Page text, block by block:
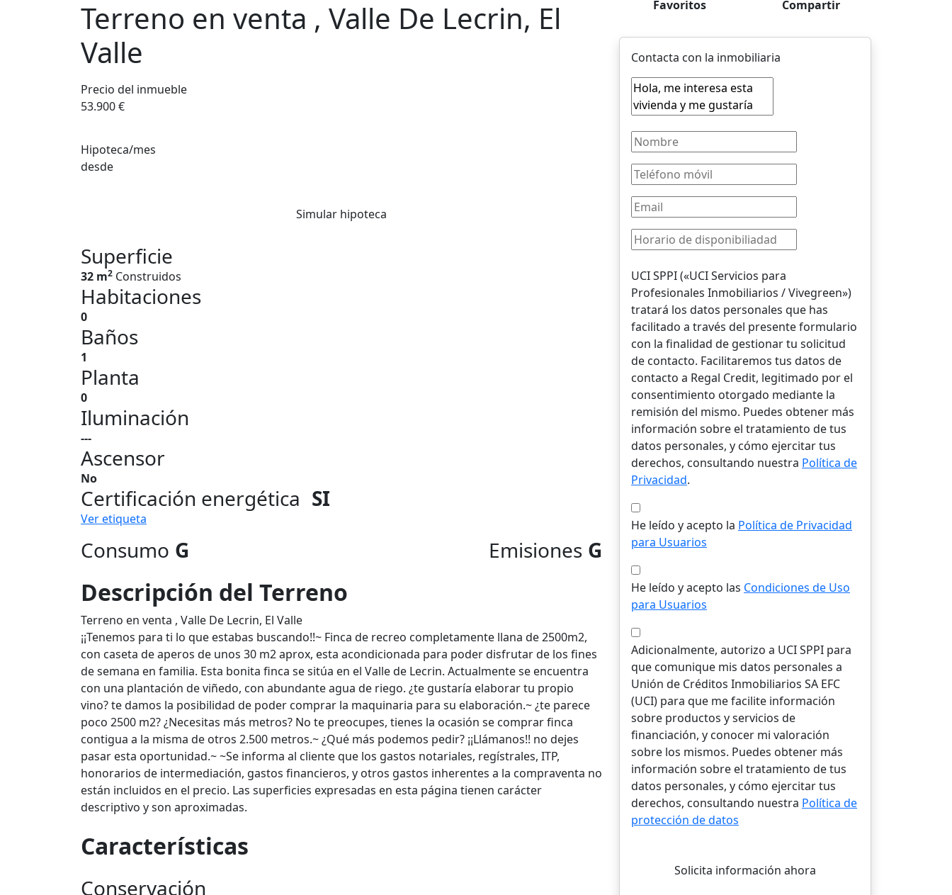
Terreno en venta , Valle De Lecrin, El
Valle
Precio del inmueble
53.900 €
Hipoteca/mes
desde
Simular hipoteca
Superficie
32 m2 Construidos
Habitaciones
0
Baños
1
Planta
0
Iluminación
---
Ascensor
No
Certificación energética SI
Ver etiqueta
Consumo G Emisiones G
Descripción del Terreno
Terreno en venta , Valle De Lecrin, El Valle
¡¡Tenemos para ti lo que estabas buscando!!~ Finca de recreo completamente llana de 2500m2,
con caseta de aperos de unos 30 m2 aprox, esta acondicionada para poder disfrutar de los fines
de semana en familia. Esta bonita finca se sitúa en el Valle de Lecrin. Actualmente se encuentra
con una plantación de viñedo, con abundante agua de riego. ¿te gustaría elaborar tu propio
vino? te damos la posibilidad de poder comprar la maquinaria para su elaboración.~ ¿te parece
poco 2500 m2? ¿Necesitas más metros? No te preocupes, tienes la ocasión se comprar finca
contigua a la misma de otros 2.500 metros.~ ¿Qué más podemos pedir? ¡¡Llámanos!! no dejes
pasar esta oportunidad.~ ~Se informa al cliente que los gastos notariales, regístrales, ITP,
honorarios de intermediación, gastos financieros, y otros gastos inherentes a la compraventa no
están incluidos en el precio. Las superficies expresadas en esta página tienen carácter
descriptivo y son aproximadas.
Características
Conservación
Favoritos Compartir
Contacta con la inmobiliaria
UCI SPPI («UCI Servicios para
Profesionales Inmobiliarios / Vivegreen»)
tratará los datos personales que has
facilitado a través del presente formulario
con la finalidad de gestionar tu solicitud
de contacto. Facilitaremos tus datos de
contacto a Regal Credit, legitimado por el
consentimiento otorgado mediante la
remisión del mismo. Puedes obtener más
información sobre el tratamiento de tus
datos personales, y cómo ejercitar tus
derechos, consultando nuestra Política de
Privacidad.
He leído y acepto la Política de Privacidad
para Usuarios
He leído y acepto las Condiciones de Uso
para Usuarios
Adicionalmente, autorizo a UCI SPPI para
que comunique mis datos personales a
Unión de Créditos Inmobiliarios SA EFC
(UCI) para que me facilite información
sobre productos y servicios de
financiación, y conocer mi valoración
sobre los mismos. Puedes obtener más
información sobre el tratamiento de tus
datos personales, y cómo ejercitar tus
derechos, consultando nuestra Política de
protección de datos
Solicita información ahora